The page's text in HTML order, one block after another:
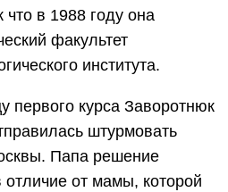
что в 1988 году она
факультет
института.
первого курса Заворотнюк
штурмовать
Папа решение
от мамы, которой